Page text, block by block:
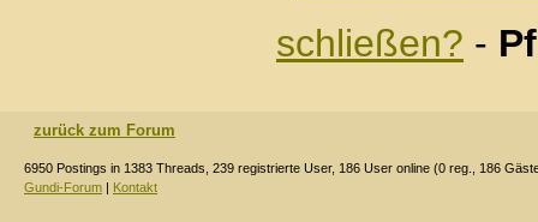
schließen? -
zurück zum Forum
6950 Postings in 1383 Threads, 239 registrierte User, 186 User online (0 reg., 186
Gundi-Forum | Kontakt